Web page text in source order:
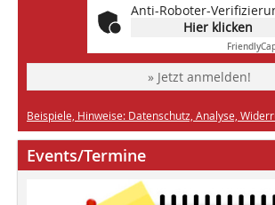
Anti-Roboter-
Hier klicken
Friendly
» Jetzt anmelden!
Beispiele, Hinweise: Datenschutz, Analyse,
Events/Termine